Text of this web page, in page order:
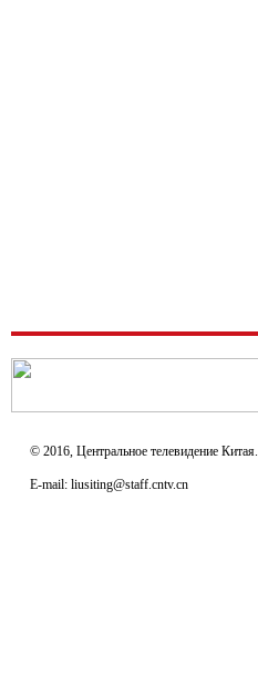
© 2016, Центральное телевидение Китая.
E-mail: liusiting@staff.cntv.cn